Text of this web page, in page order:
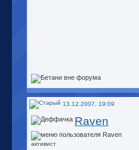
13.12.2007, 19:09
Raven
активист